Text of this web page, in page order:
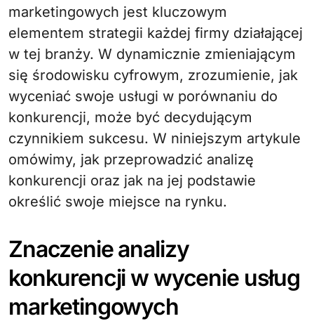
marketingowych jest kluczowym
elementem strategii każdej firmy działającej
w tej branży. W dynamicznie zmieniającym
się środowisku cyfrowym, zrozumienie, jak
wyceniać swoje usługi w porównaniu do
konkurencji, może być decydującym
czynnikiem sukcesu. W niniejszym artykule
omówimy, jak przeprowadzić analizę
konkurencji oraz jak na jej podstawie
określić swoje miejsce na rynku.
Znaczenie analizy
konkurencji w wycenie usług
marketingowych